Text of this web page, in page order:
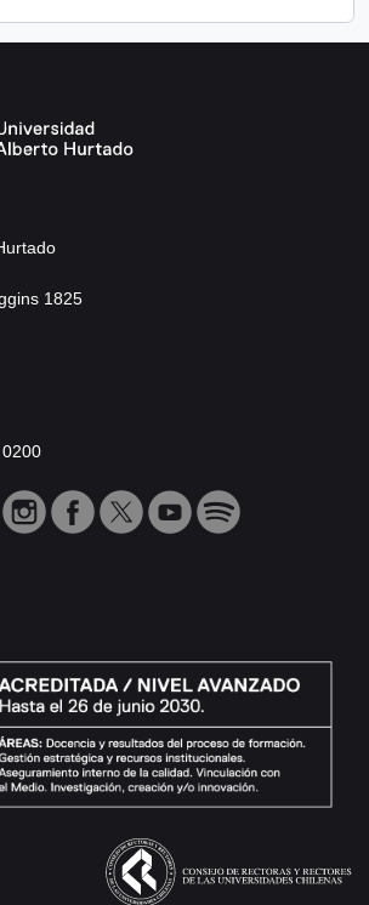
1825